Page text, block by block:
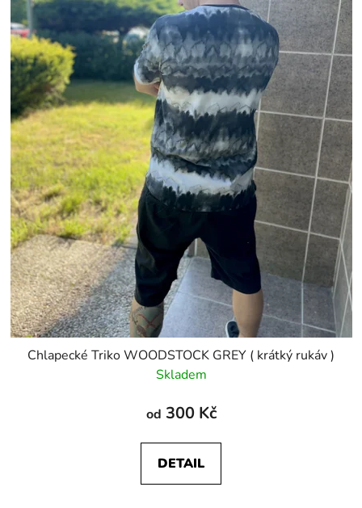
Chlapecké Triko WOODSTOCK GREY ( krátký rukáv )
Skladem
od 300 Kč
DETAIL